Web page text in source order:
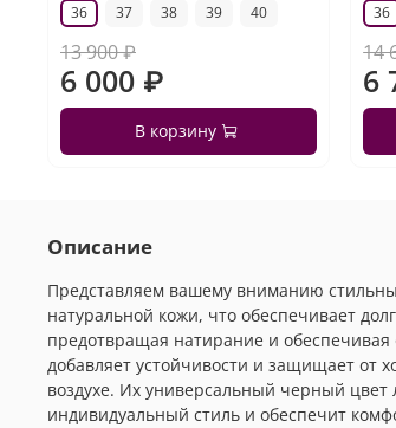
36 37 38 39 40
13 900 ₽
6 000 ₽
В корзину
36
14
6
Описание
Представляем вашему вниманию
натуральной кожи, что обеспечивает
предотвращая натирание и
добавляет устойчивости и защищает от
воздухе. Их универсальный черный цвет
индивидуальный стиль и обеспечит